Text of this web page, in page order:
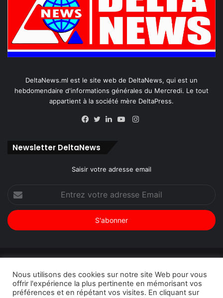
DeltaNews.ml est le site web de DeltaNews, qui est un
hebdomendaire d'informations générales du Mercredi. Le tout
appartient à la société mère DeltaPress.
Instagram
Newsletter DeltaNews
Saisir votre adresse email
votre
adresse
Email
DeltaPress| ConceptionDoucSoft Technologies
Nous utilisons des cookies sur notre site Web pour vous
offrir l'expérience la plus pertinente en mémorisant vos
préférences et en répétant vos visites. En cliquant sur